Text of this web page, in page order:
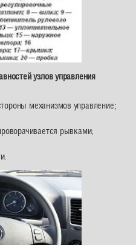
узлов управления
механизмов управление;
рывками;